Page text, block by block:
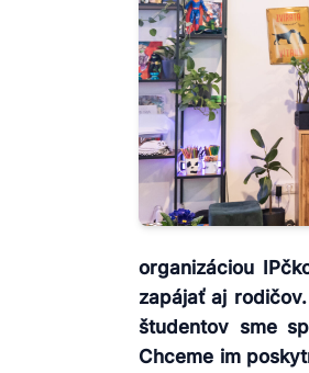
organizáciou
zapájať aj
študentov sme
Chceme im